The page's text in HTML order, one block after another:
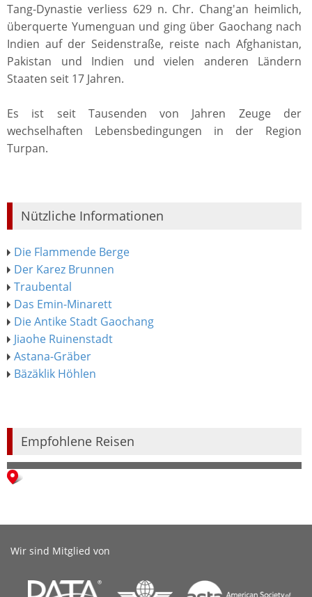
Tang-Dynastie verliess 629 n. Chr. Chang'an heimlich,
überquerte Yumenguan und ging über Gaochang nach
Indien auf der Seidenstraße, reiste nach Afghanistan,
Pakistan und Indien und vielen anderen Ländern
Staaten seit 17 Jahren.
Es ist seit Tausenden von Jahren Zeuge der
wechselhaften Lebensbedingungen in der Region
Turpan.
Nützliche Informationen
Die Flammende Berge
Der Karez Brunnen
Traubental
Das Emin-Minarett
Die Antike Stadt Gaochang
Jiaohe Ruinenstadt
Astana-Gräber
Bäzäklik Höhlen
Empfohlene Reisen
Wir sind Mitglied von